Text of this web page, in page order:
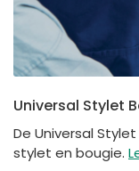
Universal Stylet
De Universal
stylet en bougie.